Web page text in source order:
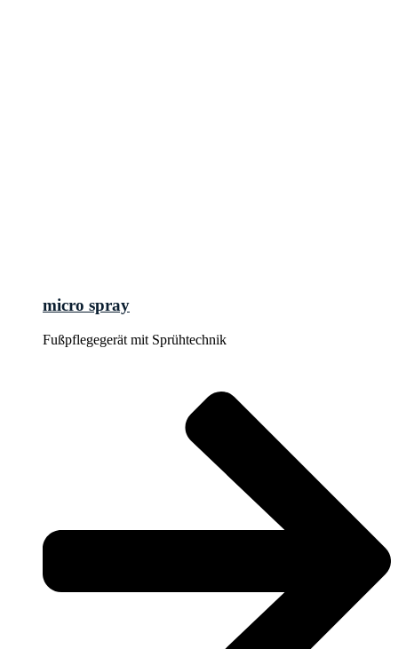
micro spray
Fußpflegegerät mit Sprühtechnik